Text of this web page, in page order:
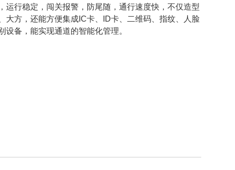
运行稳定，闯关报警，防尾随，通行速度快，不仅造型
大方，还能方便集成IC卡、ID卡、二维码、指纹、人脸
设备，能实现通道的智能化管理。